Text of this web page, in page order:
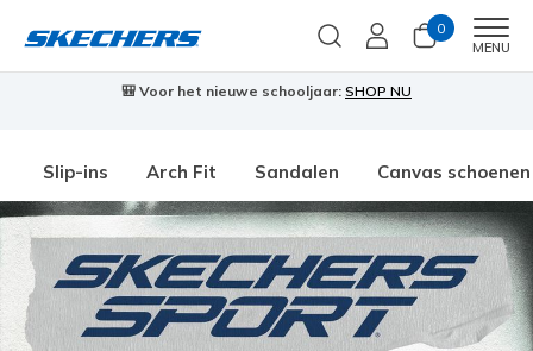
0
MENU
🎒 Voor het nieuwe schooljaar: SHOP NU
Slip-ins Arch Fit Sandalen Canvas schoenen